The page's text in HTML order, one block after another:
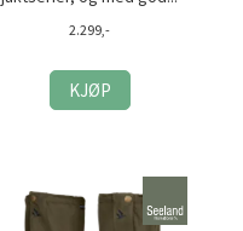
2.299,-
KJØP